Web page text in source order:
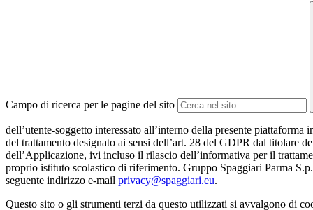
Campo di ricerca per le pagine del sito
dell’utente-soggetto interessato all’interno della presente piattaforma
del trattamento designato ai sensi dell’art. 28 del GDPR dal titolare
dell’Applicazione, ivi incluso il rilascio dell’informativa per il
proprio istituto scolastico di riferimento. Gruppo Spaggiari Parma
seguente indirizzo e-mail privacy@spaggiari.eu.
Questo sito o gli strumenti terzi da questo utilizzati si avvalgono di